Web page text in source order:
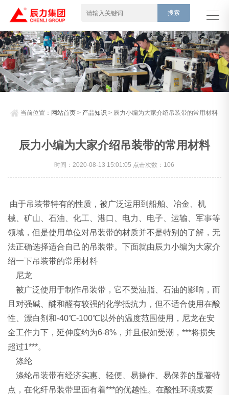
当前位置： 网站首页 > 产品知识 > 辰力小编为大家介绍吊装带的常用材料
辰力小编为大家介绍吊装带的常用材料
时间：2020-08-13 15:01:05 点击次数：106
由于吊装带特有的性质，被广泛运用到船舶、冶金、机
械、矿山、石油、化工、港口、电力、电子、运输、军事等
领域，但是使用单位对吊装带的材质并不是特别的了解，无
法正确选择适合自己的吊装带。下面就由辰力小编为大家介
绍一下吊装带的常用材料
尼龙
被广泛使用于制作吊装带，它不受油脂、石油的影响，而
且对强碱、醚和醛有较强的化学抵抗力，但不适合使用在酸
性、漂白剂和-40℃-100℃以外的温度范围使用，尼龙在安
全工作力下，延伸度约为6-8%，并且假如受潮，***将损失
超过1***。
涤纶
涤纶吊装带有经济实惠、轻便、易操作、易保养的显著特
点，在化纤吊装带里面有着***的优越性。在酸性环境或要